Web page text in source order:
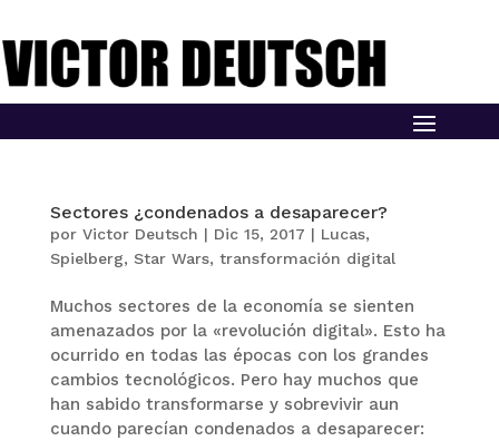
Sectores ¿condenados a desaparecer?
por Victor Deutsch | Dic 15, 2017 | Lucas,
Spielberg, Star Wars, transformación digital
Muchos sectores de la economía se sienten
amenazados por la «revolución digital». Esto ha
ocurrido en todas las épocas con los grandes
cambios tecnológicos. Pero hay muchos que
han sabido transformarse y sobrevivir aun
cuando parecían condenados a desaparecer: